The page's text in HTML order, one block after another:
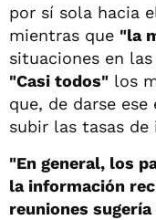
por sí sola hacia
mientras que "la
situaciones en
"Casi todos" los
que, de darse ese
subir las tasas de
"En general, los
la información
reuniones